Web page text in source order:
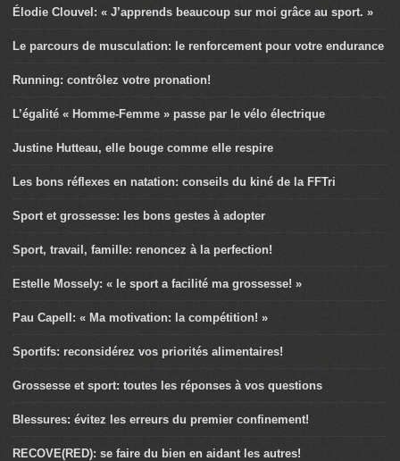
Élodie Clouvel: « J’apprends beaucoup sur moi grâce au sport. »
Le parcours de musculation: le renforcement pour votre endurance
Running: contrôlez votre pronation!
L’égalité « Homme-Femme » passe par le vélo électrique
Justine Hutteau, elle bouge comme elle respire
Les bons réflexes en natation: conseils du kiné de la FFTri
Sport et grossesse: les bons gestes à adopter
Sport, travail, famille: renoncez à la perfection!
Estelle Mossely: « le sport a facilité ma grossesse! »
Pau Capell: « Ma motivation: la compétition! »
Sportifs: reconsidérez vos priorités alimentaires!
Grossesse et sport: toutes les réponses à vos questions
Blessures: évitez les erreurs du premier confinement!
RECOVE(RED): se faire du bien en aidant les autres!